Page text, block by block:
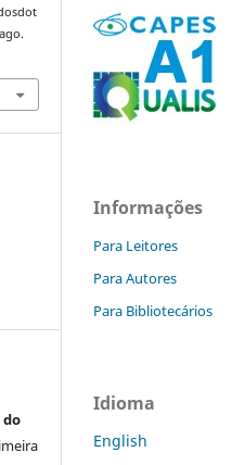
do
Informações
Para Leitores
Para Autores
Para Bibliotecários
Idioma
English